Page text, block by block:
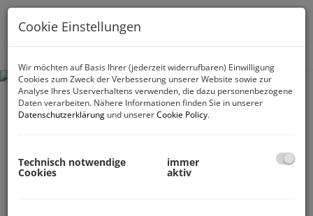
Cookie Einstellungen
Wir möchten auf Basis Ihrer (jederzeit widerrufbaren) Einwilligung
Cookies zum Zweck der Verbesserung unserer Website sowie zur
Analyse Ihres Userverhaltens verwenden, die dazu personenbezogene
Daten verarbeiten. Nähere Informationen finden Sie in unserer
Datenschutzerklärung und unsererCookie Policy.
Technisch notwendige
Cookies
immer
aktiv